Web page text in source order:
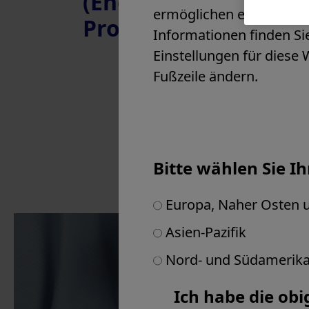
Slowenien
Spanien
Vereinigtes Königreich & Irland
Andere Länder in Europa
Program
Products &
ermöglichen es,
Informationen finden
Einstellungen für diese
Fußzeile ändern.
Bitte wählen Sie
Europa, Naher Osten
Asien-Pazifik
Nord- und Südamerika
Ich habe die